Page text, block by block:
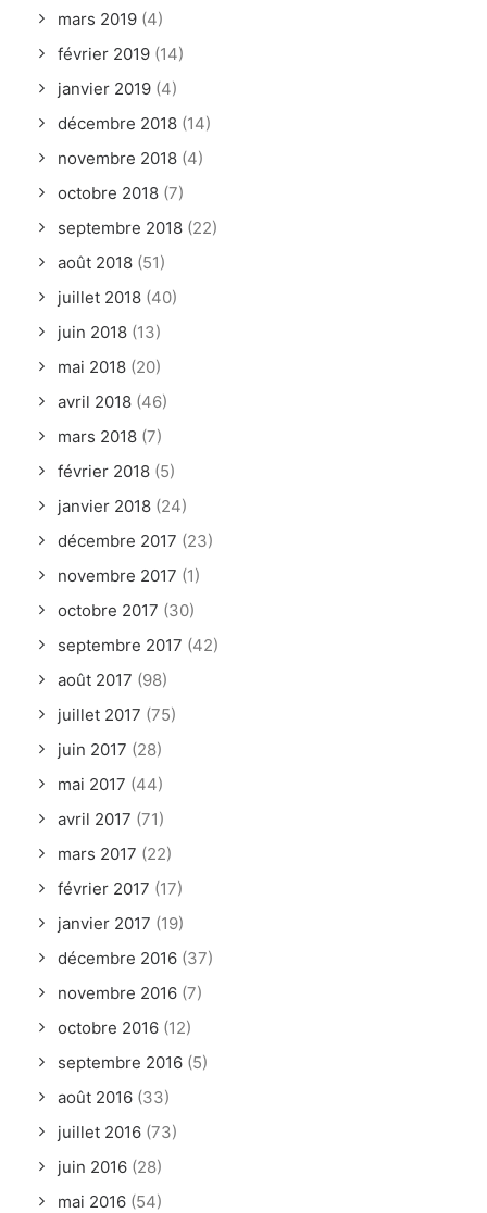
mars 2019 (4)
février 2019 (14)
janvier 2019 (4)
décembre 2018 (14)
novembre 2018 (4)
octobre 2018 (7)
septembre 2018 (22)
août 2018 (51)
juillet 2018 (40)
juin 2018 (13)
mai 2018 (20)
avril 2018 (46)
mars 2018 (7)
février 2018 (5)
janvier 2018 (24)
décembre 2017 (23)
novembre 2017 (1)
octobre 2017 (30)
septembre 2017 (42)
août 2017 (98)
juillet 2017 (75)
juin 2017 (28)
mai 2017 (44)
avril 2017 (71)
mars 2017 (22)
février 2017 (17)
janvier 2017 (19)
décembre 2016 (37)
novembre 2016 (7)
octobre 2016 (12)
septembre 2016 (5)
août 2016 (33)
juillet 2016 (73)
juin 2016 (28)
mai 2016 (54)